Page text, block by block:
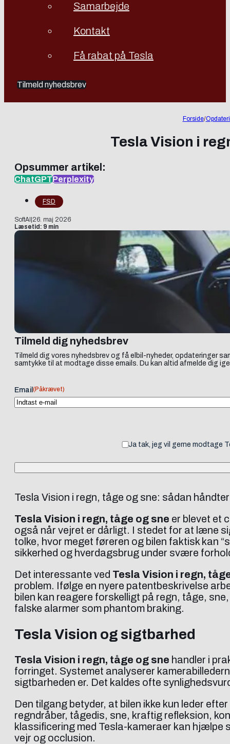
Samarbejde
Kontakt
Få rabat på Tesla
Tilmeld nyhedsbrev
Forside/
Tesla Vision i
Opsummer artikel:
ChatGPTPerplexity
FSD
SoftAI 26. maj 2026
Læsetid: 9 min
Tilmeld dig nyhedsbrev
Tilmeld dig vores nyhedsbrev og få elbil-nyheder, opdateringer
samtykke til at modtage disse emails. Du kan altid afmelde dig
Email (Påkrævet)
Ja tak, jeg vil gerne modtage
Tesla Vision i regn, tåge og sne: sådan
Tesla Vision i regn, tåge og sne er blevet et
også når vejret er dårligt. I stedet for at læne
tolke, hvor meget føreren og bilen faktisk kan
sikkerhed og hverdagsbrug under svære
Det interessante ved Tesla Vision i regn,
problem. Ifølge en nyere patentbeskrivelse
bilen kan reagere forskelligt på regn, tåge,
falske alarmer som phantom braking.
Tesla Vision og sigtbarhed
Tesla Vision i regn, tåge og sne handler i
forringet. Systemet analyserer
sigtbarheden er. Det kaldes ofte
Den tilgang betyder, at bilen ikke kun leder
regndråber, tågedis, sne, kraftig refleksion,
klassificering med Tesla-kameraer kan hjælpe
vejr og occlusion.